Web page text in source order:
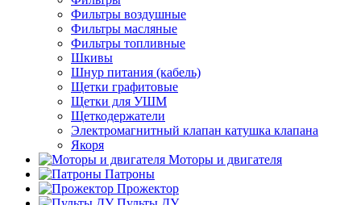
Фильтры воздушные
Фильтры масляные
Фильтры топливные
Шкивы
Шнур питания (кабель)
Щетки графитовые
Щетки для УШМ
Щеткодержатели
Электромагнитный клапан катушка клапана
Якоря
Моторы и двигателя
Патроны
Прожектор